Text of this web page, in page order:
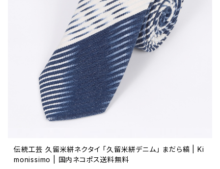
伝統工芸 久留米絣ネクタイ 「久留米絣デニム」 まだら縞 | Ki
monissimo | 国内ネコポス送料無料